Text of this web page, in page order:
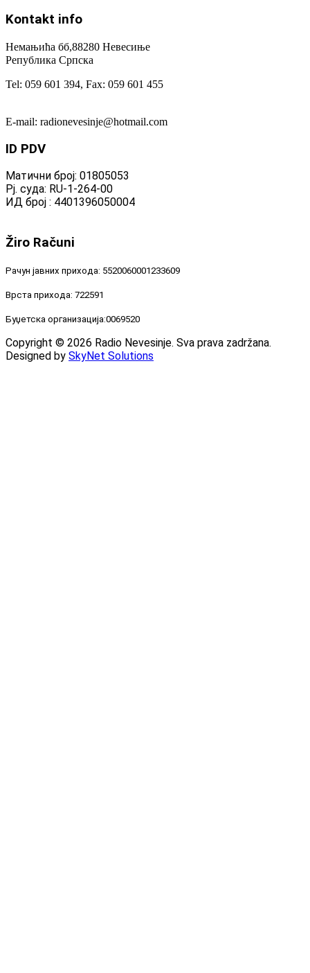
Kontakt info
Немањића бб,88280 Невесиње
Република Српска
Tel: 059 601 394, Fax: 059 601 455
E-mail: radionevesinje@hotmail.com
ID PDV
Матични број: 01805053
Рј. суда: RU-1-264-00
ИД број : 4401396050004
Žiro Računi
Рачун јавних прихода: 5520060001233609
Врста прихода: 722591
Буџетска организација:0069520
Copyright © 2026 Radio Nevesinje. Sva prava zadržana.
Designed by SkyNet Solutions